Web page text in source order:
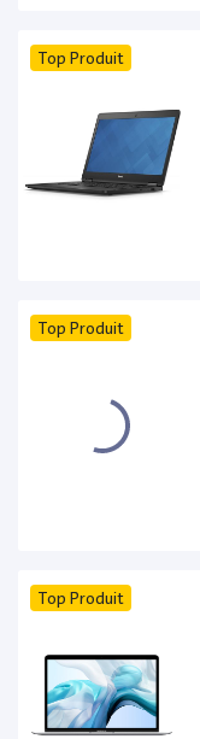
Top Produit
Top Produit
Top Produit